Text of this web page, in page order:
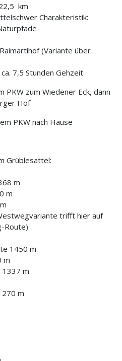
km
Charakteristik:
Raimartihof (Variante über
ca. 7,5 Stunden Gehzeit
PKW zum Wiedener Eck, dann
Hof
PKW nach Hause
Grüblesattel:
m
m
trifft hier auf
Route)
1450 m
m
1337 m
m